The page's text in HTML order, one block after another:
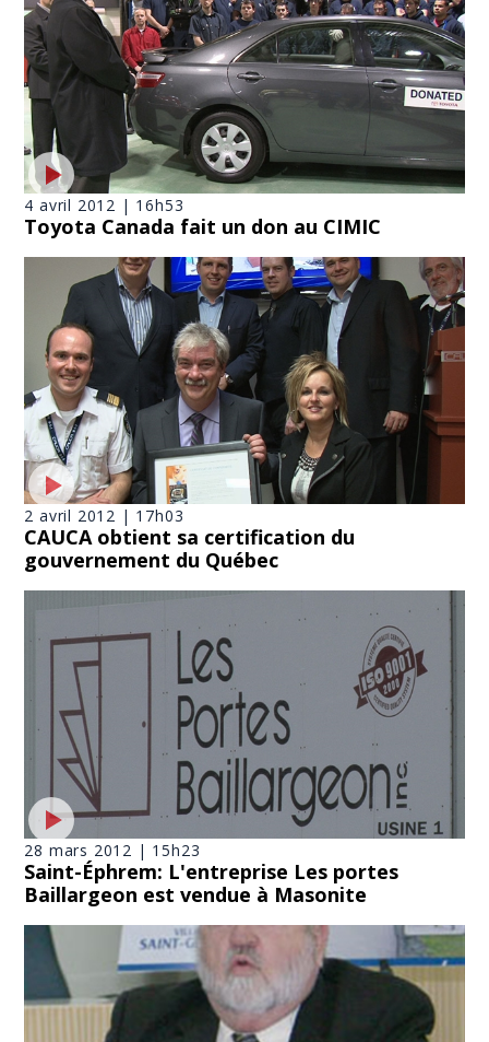
4 avril 2012 | 16h53
Toyota Canada fait un don au CIMIC
2 avril 2012 | 17h03
CAUCA obtient sa certification du
gouvernement du Québec
28 mars 2012 | 15h23
Saint-Éphrem: L'entreprise Les portes
Baillargeon est vendue à Masonite